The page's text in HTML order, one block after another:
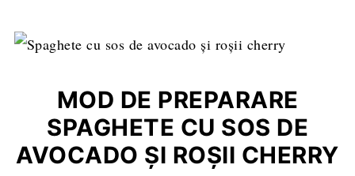
MOD DE PREPARARE
SPAGHETE CU SOS DE
AVOCADO ŞI ROŞII CHERRY